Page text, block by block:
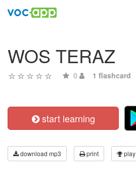
WOS TERAZ
0 1 flashcard
start learning
download mp3 print play